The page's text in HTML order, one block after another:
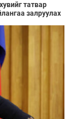
татвар
залруулах